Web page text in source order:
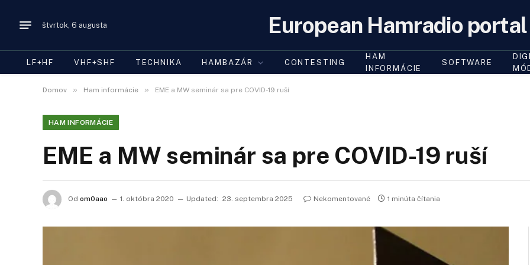
štvrtok, 6 augusta European Hamradio portal
LF+HF VHF+SHF TECHNIKA HAMBAZÁR CONTESTING
HAM
INFORMÁCIE
SOFTWARE
Domov » Ham informácie » EME a MW seminár sa pre COVID-19 ruší
HAM INFORMÁCIE
EME a MW seminár sa pre COVID-19 ruší
Od om0aao 1. októbra 2020 Updated: 23. septembra 2025 Nekomentované 1 minúta čítania